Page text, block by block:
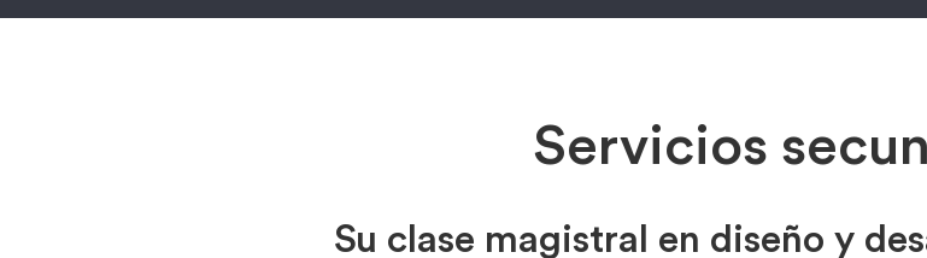
Servicios
Su clase magistral en diseño y